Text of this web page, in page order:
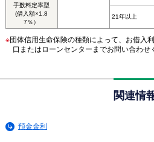
手数料定率型
(借入額×1.8
7％）
21年以上
※団体信用生命保険の種類によって、お借入
口またはローンセンターまでお問い合わせ
関連情
預金金利